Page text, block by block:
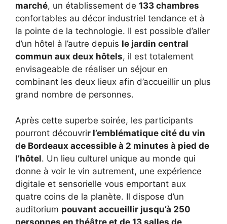
marché, un établissement de 133 chambres
confortables au décor industriel tendance et à
la pointe de la technologie. Il est possible d’aller
d’un hôtel à l’autre depuis le jardin central
commun aux deux hôtels, il est totalement
envisageable de réaliser un séjour en
combinant les deux lieux afin d’accueillir un plus
grand nombre de personnes.
Après cette superbe soirée, les participants
pourront découvrir l’emblématique cité du vin
de Bordeaux accessible à 2 minutes à pied de
l’hôtel. Un lieu culturel unique au monde qui
donne à voir le vin autrement, une expérience
digitale et sensorielle vous emportant aux
quatre coins de la planète. Il dispose d’un
auditorium pouvant accueillir jusqu’à 250
personnes en théâtre et de 13 salles de